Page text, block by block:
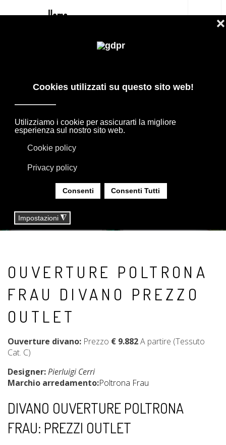
PREZZO OUTLET
FLEXFORM, MOOOI. BIANCHERIA, TAPPETI E
LIMONTA. ILLUMINAZIONE DAVIDE GROPPI
OLUCE.
SEI QUI: HOME | SHOP
OUVERTURE POLTRONA
FRAU DIVANO PREZZO
OUTLET
Ouverture divano: Prezzo € 9.882A partire (Tessuto
Cat. C)
Designer:Pierluigi Cerri
Marchio arredamento:Poltrona Frau
DIVANO OUVERTURE POLTRONA
FRAU: PREZZI OUTLET